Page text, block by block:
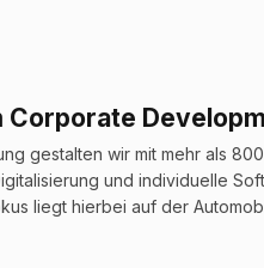
Corporate
gestalten wir mit mehr als
und individuelle
liegt hierbei auf der